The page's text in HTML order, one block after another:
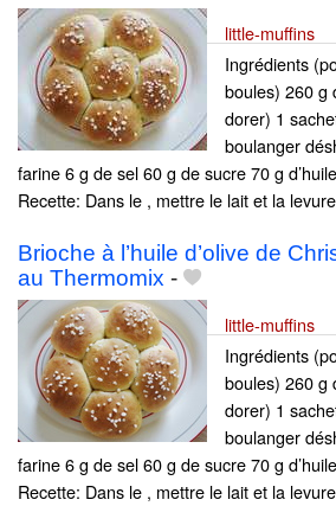
little-muffins
Ingrédients
boules) 260 g
dorer) 1
boulanger
farine 6 g de sel 60 g de sucre 70 g
Recette: Dans le , mettre le lait et la
Brioche à l’huile d’olive de
au Thermomix -
little-muffins
Ingrédients
boules) 260 g
dorer) 1
boulanger
farine 6 g de sel 60 g de sucre 70 g
Recette: Dans le , mettre le lait et la